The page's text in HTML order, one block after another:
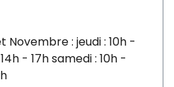
Novembre : jeudi : 10h -
- 17h samedi : 10h -